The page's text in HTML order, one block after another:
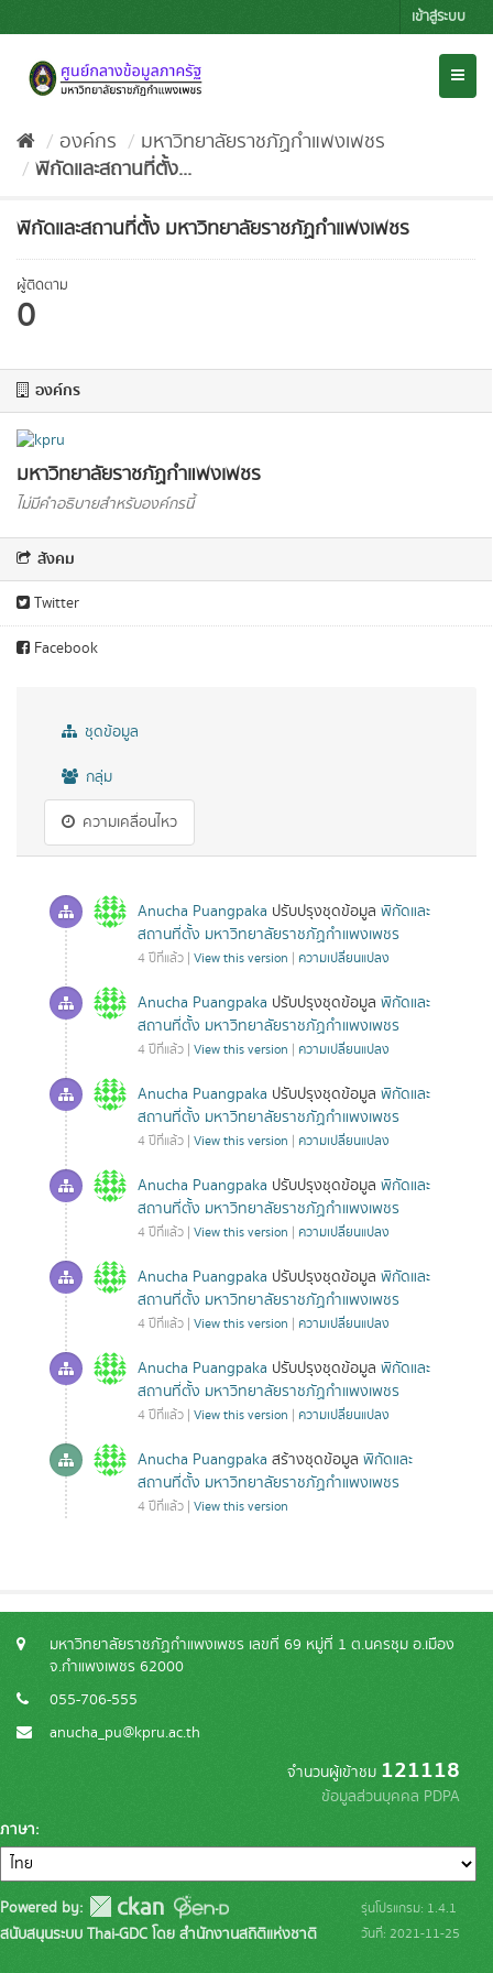
to
เข้าสู่ระบบ
องค์กร
มหาวิทยาลัยราชภัฏกำแพงเพชร
พิกัดและสถานที่ตั้ง...
พิกัดและสถานที่ตั้ง มหาวิทยาลัยราชภัฏกำแพงเพชร
ผู้ติดตาม
0
องค์กร
มหาวิทยาลัยราชภัฏกำแพงเพชร
ไม่มีคำอธิบายสำหรับองค์กรนี้
สังคม
Twitter
Facebook
ชุดข้อมูล
กลุ่ม
ความเคลื่อนไหว
Anucha Puangpaka ปรับปรุงชุดข้อมูล พิกัดและ
สถานที่ตั้ง มหาวิทยาลัยราชภัฏกำแพงเพชร
4 ปีที่แล้ว | View this version | ความเปลี่ยนแปลง
Anucha Puangpaka ปรับปรุงชุดข้อมูล พิกัดและ
สถานที่ตั้ง มหาวิทยาลัยราชภัฏกำแพงเพชร
4 ปีที่แล้ว | View this version | ความเปลี่ยนแปลง
Anucha Puangpaka ปรับปรุงชุดข้อมูล พิกัดและ
สถานที่ตั้ง มหาวิทยาลัยราชภัฏกำแพงเพชร
4 ปีที่แล้ว | View this version | ความเปลี่ยนแปลง
Anucha Puangpaka ปรับปรุงชุดข้อมูล พิกัดและ
สถานที่ตั้ง มหาวิทยาลัยราชภัฏกำแพงเพชร
4 ปีที่แล้ว | View this version | ความเปลี่ยนแปลง
Anucha Puangpaka ปรับปรุงชุดข้อมูล พิกัดและ
สถานที่ตั้ง มหาวิทยาลัยราชภัฏกำแพงเพชร
4 ปีที่แล้ว | View this version | ความเปลี่ยนแปลง
Anucha Puangpaka ปรับปรุงชุดข้อมูล พิกัดและ
สถานที่ตั้ง มหาวิทยาลัยราชภัฏกำแพงเพชร
4 ปีที่แล้ว | View this version | ความเปลี่ยนแปลง
Anucha Puangpaka สร้างชุดข้อมูล พิกัดและ
สถานที่ตั้ง มหาวิทยาลัยราชภัฏกำแพงเพชร
4 ปีที่แล้ว | View this version
มหาวิทยาลัยราชภัฏกำแพงเพชร เลขที่ 69 หมู่ที่ 1 ต.นครชุม อ.เมือง
จ.กำแพงเพชร 62000
055-706-555
anucha_pu@kpru.ac.th
จำนวนผู้เข้าชม 121118
ข้อมูลส่วนบุคคล PDPA
ภาษา
Powered by:
สนับสนุนระบบ Thai-GDC โดย สำนักงานสถิติแห่งชาติ
รุ่นโปรแกรม: 1.4.1
วันที่: 2021-11-25